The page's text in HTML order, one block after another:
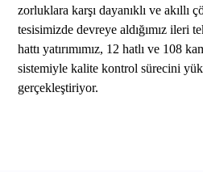
zorluklara karşı dayanıklı ve akıllı
tesisimizde devreye aldığımız ileri
hattı yatırımımız, 12 hatlı ve 108
sistemiyle kalite kontrol sürecini
gerçekleştiriyor.